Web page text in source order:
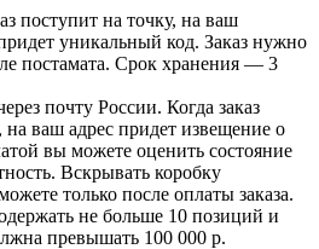
поступит на точку, на ваш
уникальный код. Заказ нужно
постамата. Срок хранения — 3
почту России. Когда заказ
на ваш адрес придет извещение о
вы можете оценить состояние
Вскрывать коробку
только после оплаты заказа.
не больше 10 позиций и
превышать 100 000 р.